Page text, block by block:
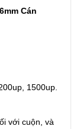
Cán
1500up.
với cuộn, và